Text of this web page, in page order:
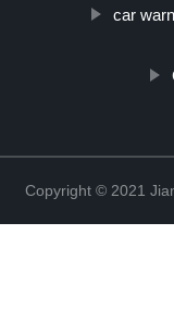
car
Copyright © 2021